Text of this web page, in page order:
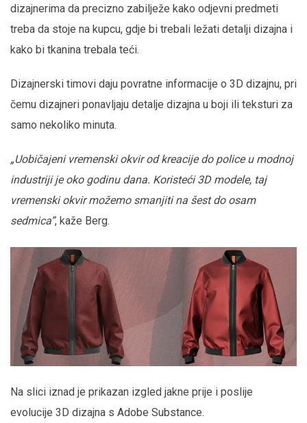
dizajnerima da precizno zabilježe kako odjevni predmeti
treba da stoje na kupcu, gdje bi trebali ležati detalji dizajna i
kako bi tkanina trebala teći.
Dizajnerski timovi daju povratne informacije o 3D dizajnu, pri
čemu dizajneri ponavljaju detalje dizajna u boji ili teksturi za
samo nekoliko minuta.
„Uobičajeni vremenski okvir od kreacije do police u modnoj
industriji je oko godinu dana. Koristeći 3D modele, taj
vremenski okvir možemo smanjiti na šest do osam
sedmica”, kaže Berg.
Na slici iznad je prikazan izgled jakne prije i poslije
evolucije 3D dizajna s Adobe Substance.